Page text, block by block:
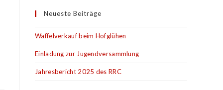
Neueste Beiträge
Waffelverkauf beim Hofglühen
Einladung zur Jugendversammlung
Jahresbericht 2025 des RRC